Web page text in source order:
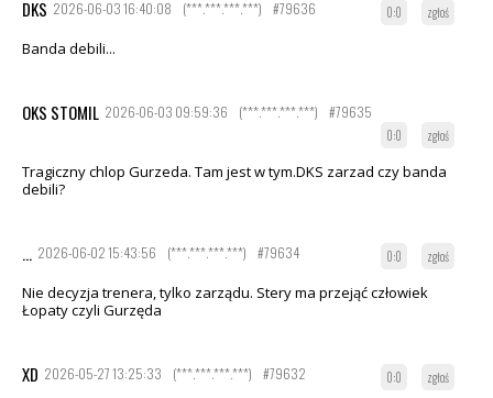
DKS 2026-06-03 16:40:08 (***.***.***.***) #79636 0:0 zgłoś
Banda debili...
OKS STOMIL 2026-06-03 09:59:36 (***.***.***.***) #79635
0:0 zgłoś
Tragiczny chlop Gurzeda. Tam jest w tym.DKS zarzad czy banda
debili?
... 2026-06-02 15:43:56 (***.***.***.***) #79634 0:0 zgłoś
Nie decyzja trenera, tylko zarządu. Stery ma przejąć człowiek
Łopaty czyli Gurzęda
XD 2026-05-27 13:25:33 (***.***.***.***) #79632 0:0 zgłoś